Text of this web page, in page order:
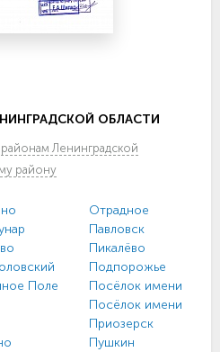
ОБЛАСТИ
районам Ленинградской
району
Поле
Отрадное
Павловск
Пикалёво
Подпорожье
Посёлок имени
Посёлок имени
Приозерск
Пушкин